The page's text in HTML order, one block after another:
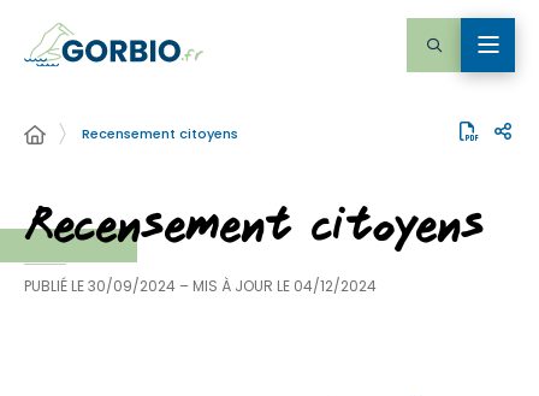
Recensement citoyens
Recensement citoyens
PUBLIÉ LE30/09/2024 – MIS À JOUR LE 04/12/2024